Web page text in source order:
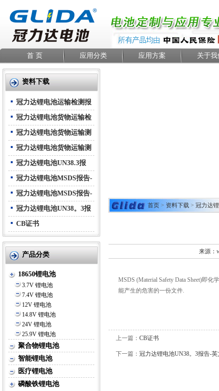
首 页 应用分类 应用方案 关于我
资料下载
冠力达锂电池运输检测报
告-空运
冠力达锂电池货物运输检
测报告--海运
冠力达锂电池货物运输测
试报告(与设备)-空运
冠力达锂电池货物运输测
试报告(与设备)-海运
冠力达锂电池UN38.3报
告-中文
冠力达锂电池MSDS报告-
中文
冠力达锂电池MSDS报告-
英文
冠力达锂电池UN38。3报
告-英文
CB证书
产品分类
18650锂电池
3.7V 锂电池
7.4V 锂电池
12V 锂电池
14.8V 锂电池
24V 锂电池
25.9V 锂电池
聚合物锂电池
智能锂电池
医疗锂电池
磷酸铁锂电池
首页 > 资料下载 > 冠力达
来源：
MSDS (Material Safety Data Sheet)即
能产生的危害的一份文件.
上一篇： CB证书
下一篇： 冠力达锂电池UN38。3报告-英